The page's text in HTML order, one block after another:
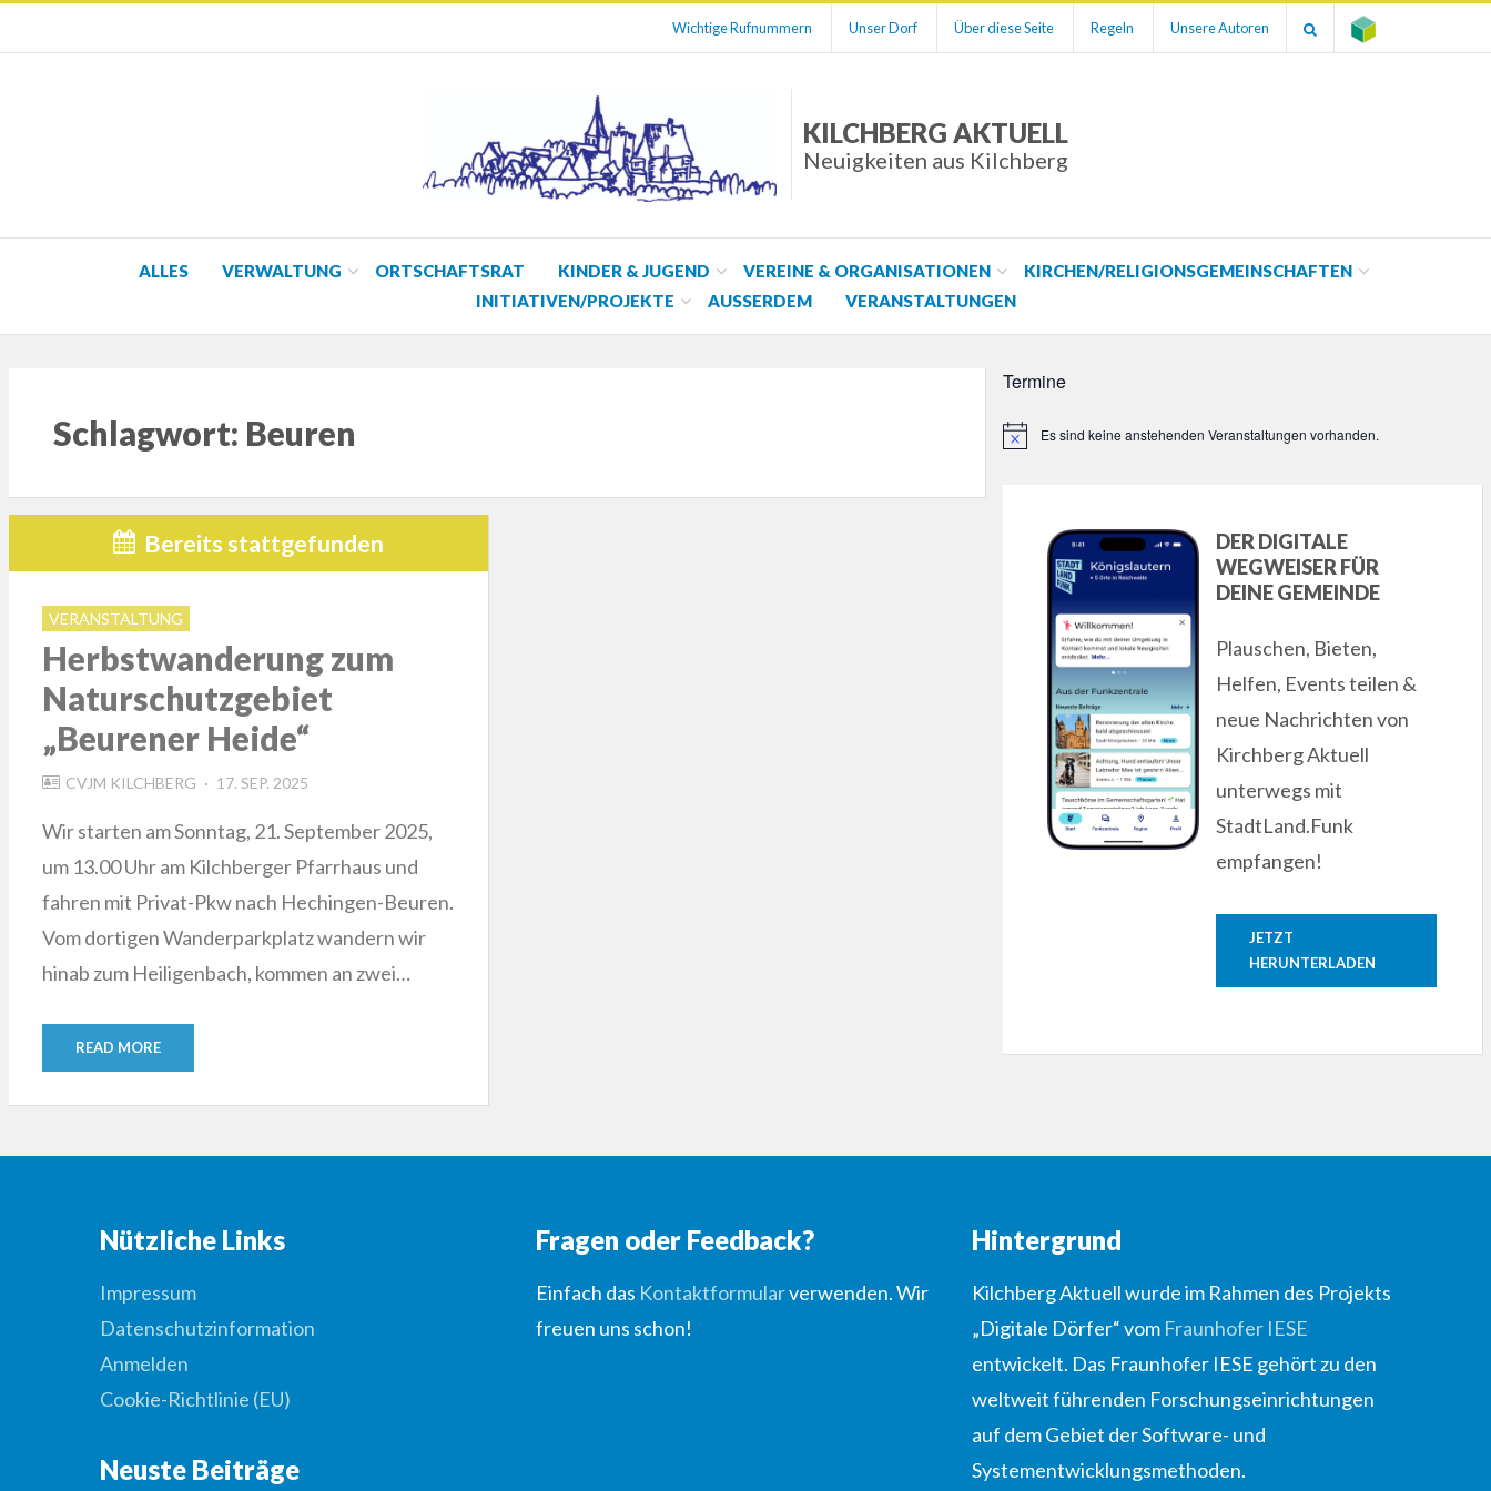
Wichtige Rufnummern Unser Dorf Über diese Seite Regeln Unsere Autoren
KILCHBERG AKTUELL
Neuigkeiten aus Kilchberg
ALLES VERWALTUNG ORTSCHAFTSRAT KINDER & JUGEND VEREINE & ORGANISATIONEN
KIRCHEN/RELIGIONSGEMEINSCHAFTEN
INITIATIVEN/PROJEKTE
AUSSERDEM VERANSTALTUNGEN
Schlagwort: Beuren
Bereits stattgefunden
VERANSTALTUNG
Herbstwanderung zum
Naturschutzgebiet
„Beurener Heide“
CVJM KILCHBERG
POSTED
17. SEP. 2025
Wir starten am Sonntag, 21. September 2025,
um 13.00 Uhr am Kilchberger Pfarrhaus und
fahren mit Privat-Pkw nach Hechingen-Beuren.
Vom dortigen Wanderparkplatz wandern wir
hinab zum Heiligenbach, kommen an zwei…
READ MORE
Termine
HinweisEs sind keine anstehenden Veranstaltungen vorhanden.
DER DIGITALE
WEGWEISER FÜR
DEINE GEMEINDE
Plauschen, Bieten,
Helfen, Events teilen &
neue Nachrichten von
Kirchberg Aktuell
unterwegs mit
StadtLand.Funk
empfangen!
JETZT
HERUNTERLADEN
Nützliche Links
Impressum
Datenschutzinformation
Anmelden
Cookie-Richtlinie (EU)
Neuste Beiträge
Fragen oder Feedback?
Einfach das Kontaktformularverwenden. Wir
freuen uns schon!
Hintergrund
Kilchberg Aktuell wurde im Rahmen des Projekts
„Digitale Dörfer“ vom Fraunhofer IESE
entwickelt. Das Fraunhofer IESE gehört zu den
weltweit führenden Forschungseinrichtungen
auf dem Gebiet der Software- und
Systementwicklungsmethoden.